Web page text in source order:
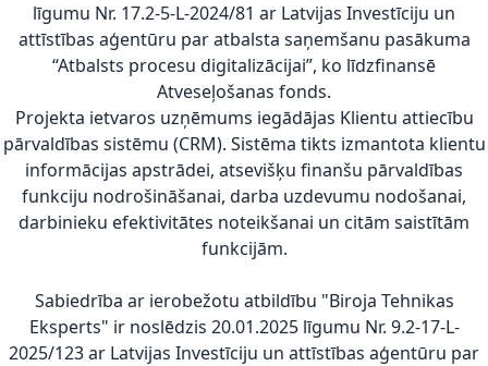
līgumu Nr. 17.2-5-L-2024/81 ar Latvijas Investīciju un
attīstības aģentūru par atbalsta saņemšanu pasākuma
“Atbalsts procesu digitalizācijai”, ko līdzfinansē
Atveseļošanas fonds.
Projekta ietvaros uzņēmums iegādājas Klientu attiecību
pārvaldības sistēmu (CRM). Sistēma tikts izmantota klientu
informācijas apstrādei, atsevišķu finanšu pārvaldības
funkciju nodrošināšanai, darba uzdevumu nodošanai,
darbinieku efektivitātes noteikšanai un citām saistītām
funkcijām.
Sabiedrība ar ierobežotu atbildību "Biroja Tehnikas
Eksperts" ir noslēdzis 20.01.2025 līgumu Nr. 9.2-17-L-
2025/123 ar Latvijas Investīciju un attīstības aģentūru par